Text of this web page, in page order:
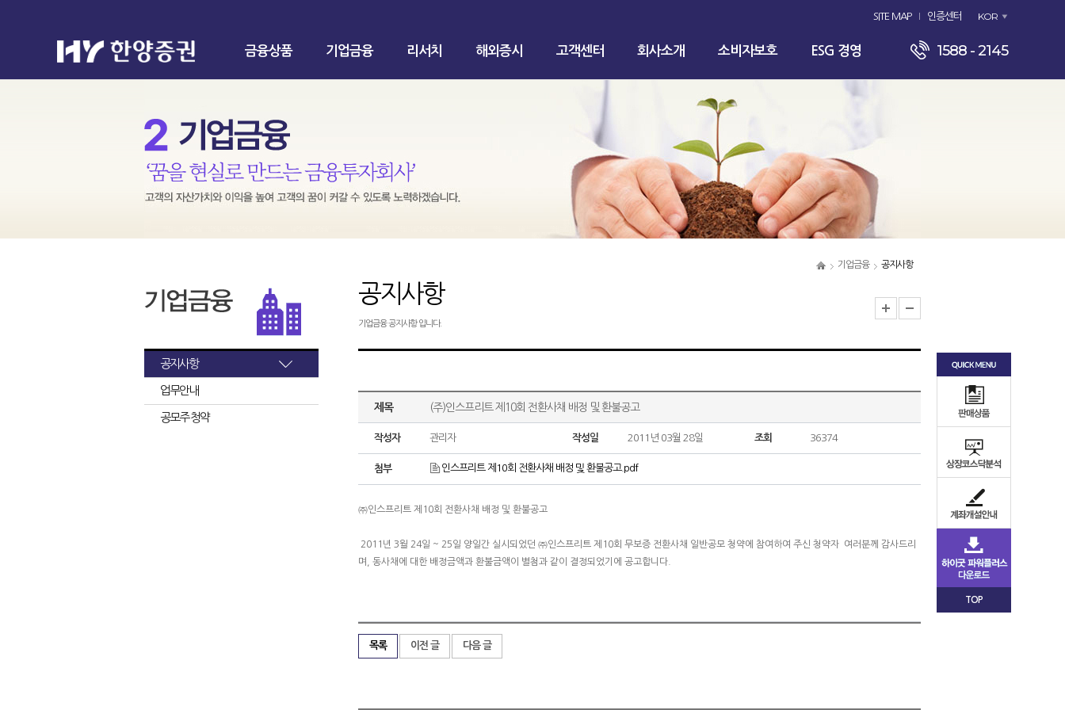
SITE MAP 인증센터 KOR
금융상품 기업금융 리서치 해외증시 고객센터 회사소개 소비자보호 ESG 경영 1588 - 2145
기업금융 공지사항
공지사항
업무안내
공모주 청약
공지사항
기업금융 공지사항 입니다.
제목 (주)인스프리트 제10회 전환사채 배정 및 환불공고
작성자 관리자 작성일 2011년 03월 28일 조회 36374
첨부 인스프리트 제10회 전환사채 배정 및 환불공고.pdf
㈜인스프리트 제10회 전환사채 배정 및 환불공고
2011년 3월 24일 ~ 25일 양일간 실시되었던 ㈜인스프리트 제10회 무보증 전환사채 일반공모 청약에 참여하여 주신 청약자 여러분께 감사드리
며, 동사채에 대한 배정금액과 환불금액이 별첨과 같이 결정되었기에 공고합니다.
목록 이전 글 다음 글
TOP